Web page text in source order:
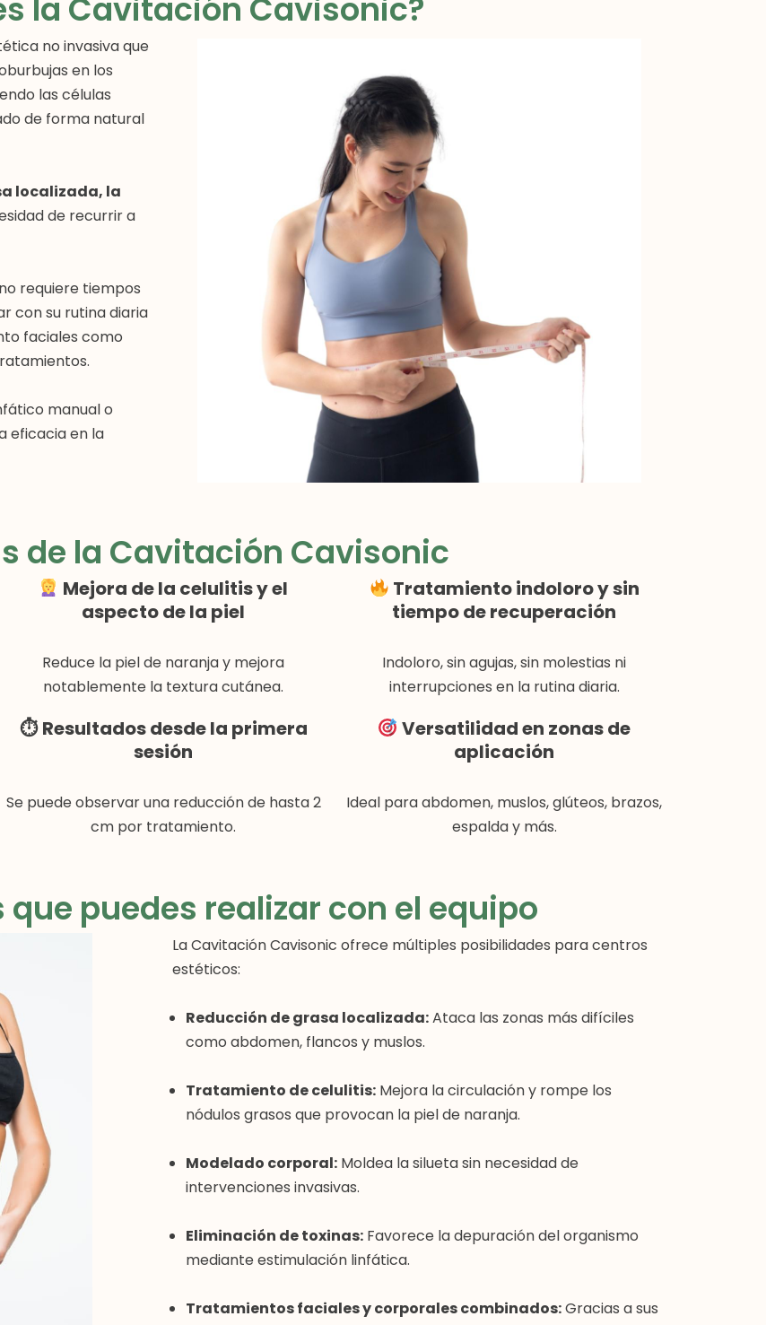
la Cavitación Cavisonic?
no invasiva que
en los
las células
de forma natural
localizada, la
de recurrir a
requiere tiempos
con su rutina diaria
faciales como
manual o
eficacia en la
de la Cavitación Cavisonic
Mejora de la celulitis y el
aspecto de la piel
Reduce la piel de naranja y mejora
notablemente la textura cutánea.
Tratamiento indoloro y sin
tiempo de recuperación
Indoloro, sin agujas, sin molestias ni
interrupciones en la rutina diaria.
⏱Resultados desde la primera
sesión
Se puede observar una reducción de hasta 2
cm por tratamiento.
Versatilidad en zonas de
aplicación
Ideal para abdomen, muslos, glúteos, brazos,
espalda y más.
puedes realizar con el equipo
La Cavitación Cavisonic ofrece múltiples posibilidades para centros
estéticos:
Reducción de grasa localizada:Ataca las zonas más difíciles
como abdomen, flancos y muslos.
Tratamiento de celulitis: Mejora la circulación y rompe los
nódulos grasos que provocan la piel de naranja.
Modelado corporal: Moldea la silueta sin necesidad de
intervenciones invasivas.
Eliminación de toxinas: Favorece la depuración del organismo
mediante estimulación linfática.
Tratamientos faciales y corporales combinados:Gracias a sus